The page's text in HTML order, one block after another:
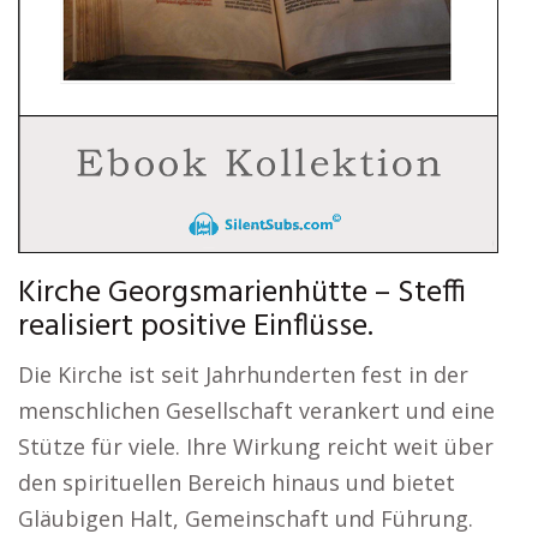
Kirche Georgsmarienhütte – Steffi
realisiert positive Einflüsse.
Die Kirche ist seit Jahrhunderten fest in der
menschlichen Gesellschaft verankert und eine
Stütze für viele. Ihre Wirkung reicht weit über
den spirituellen Bereich hinaus und bietet
Gläubigen Halt, Gemeinschaft und Führung.